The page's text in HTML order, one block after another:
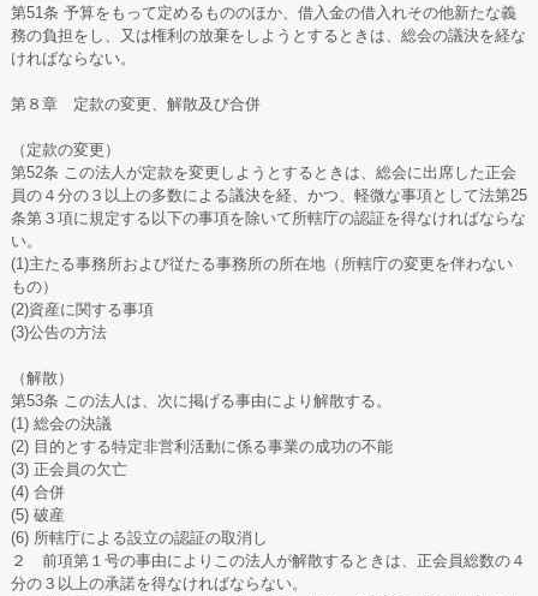
第51条 予算をもって定めるもののほか、借入金の借入れその他新たな義
務の負担をし、又は権利の放棄をしようとするときは、総会の議決を経な
ければならない。
第８章 定款の変更、解散及び合併
（定款の変更）
第52条 この法人が定款を変更しようとするときは、総会に出席した正会
員の４分の３以上の多数による議決を経、かつ、軽微な事項として法第25
条第３項に規定する以下の事項を除いて所轄庁の認証を得なければならな
い。
(1)主たる事務所および従たる事務所の所在地（所轄庁の変更を伴わない
もの）
(2)資産に関する事項
(3)公告の方法
（解散）
第53条 この法人は、次に掲げる事由により解散する。
(1) 総会の決議
(2) 目的とする特定非営利活動に係る事業の成功の不能
(3) 正会員の欠亡
(4) 合併
(5) 破産
(6) 所轄庁による設立の認証の取消し
２ 前項第１号の事由によりこの法人が解散するときは、正会員総数の４
分の３以上の承諾を得なければならない。